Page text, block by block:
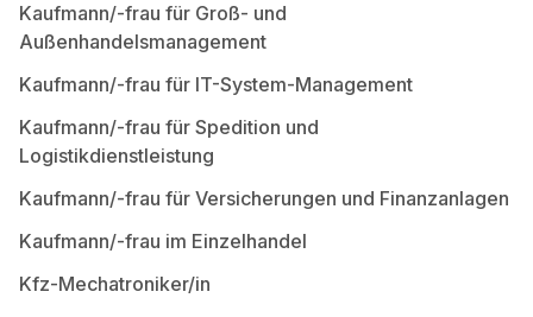
Kaufmann/-frau für Groß- und
Außenhandelsmanagement
Kaufmann/-frau für IT-System-Management
Kaufmann/-frau für Spedition und
Logistikdienstleistung
Kaufmann/-frau für Versicherungen und Finanzanlagen
Kaufmann/-frau im Einzelhandel
Kfz-Mechatroniker/in